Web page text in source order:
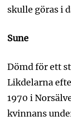
skulle göras i
Sune
Dömd för ett
Likdelarna
1970 i
kvinnans